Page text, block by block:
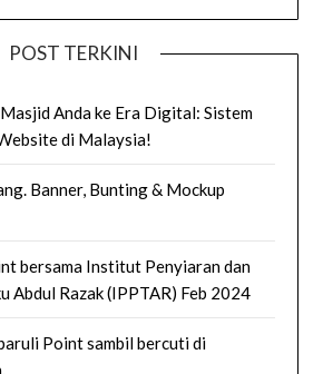
POST TERKINI
Anda ke Era Digital: Sistem
di Malaysia!
Banner, Bunting & Mockup
bersama Institut Penyiaran dan
Abdul Razak (IPPTAR) Feb 2024
Point sambil bercuti di